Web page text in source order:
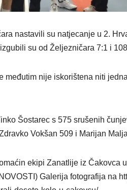
nastavili su natjecanje u 2.
su od Željezničara 7:1 i
međutim nije iskorištena niti
Šostarec s 575 srušenih
Vokšan 509 i Marijan
ekipi Zanatlije iz Čakovca
Galerija fotografija na